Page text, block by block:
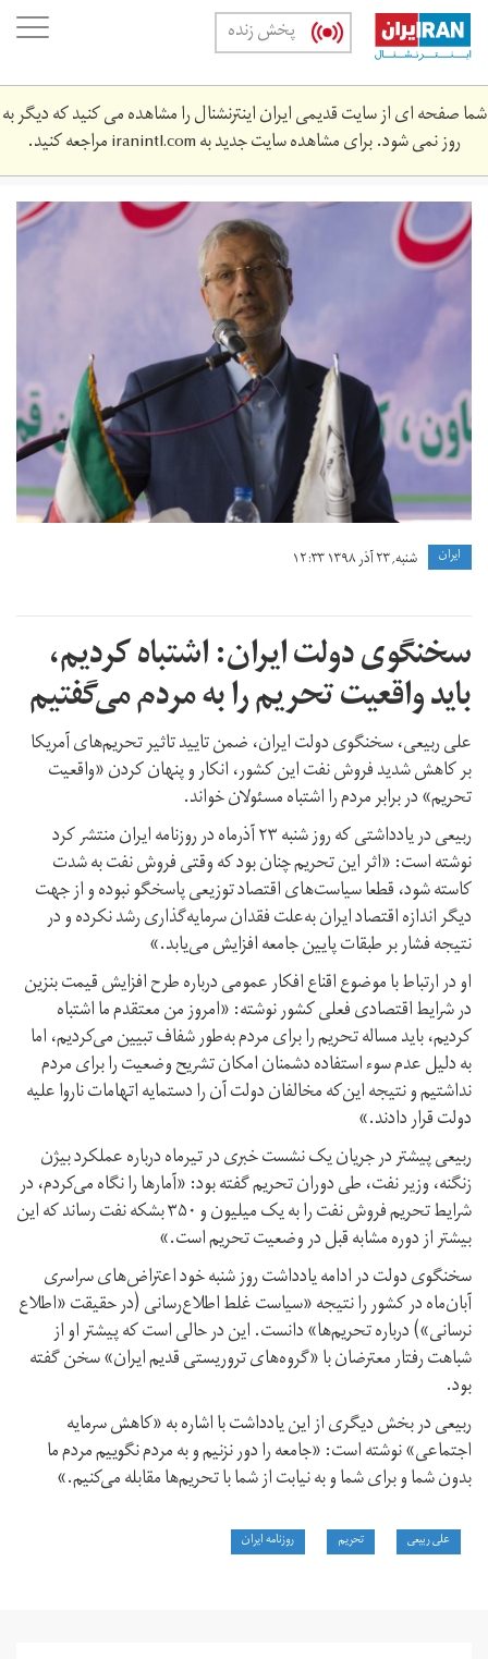
Skip
main
content
پخش زنده
شما صفحه ای از سایت قدیمی ایران اینترنشنال را مشاهده می کنید که دیگر به
روز نمی شود. برای مشاهده سایت جدید بهiranintl.comمراجعه کنید.
ايران شنبه, ۲۳ آذر ۱۳۹۸ ۱۲:۳۳
سخنگوی دولت ایران: اشتباه کردیم،
باید واقعیت تحریم را به مردم می‌گفتیم
علی ربیعی، سخنگوی دولت ایران، ضمن تایید تاثیر تحریم‌های آمریکا
بر کاهش شدید فروش نفت این کشور، انکار و پنهان کردن «واقعیت
تحریم» در برابر مردم را اشتباه مسئولان خواند.
ربیعی در یادداشتی که روز شنبه ۲۳ آذرماه در روزنامه ایران منتشر کرد
نوشته است:‌ «اثر این تحریم چنان بود که وقتی فروش نفت به شدت
کاسته شود، قطعا سیاست‌های اقتصاد توزیعی پاسخگو نبوده و از جهت
دیگر اندازه اقتصاد ایران به‌علت فقدان سرمایه‌گذاری رشد نکرده و در
نتیجه فشار بر طبقات پایین جامعه افزایش می‌یابد.»
او در ارتباط با موضوع اقناع افکار عمومی درباره طرح افزایش قیمت بنزین
در شرایط اقتصادی فعلی کشور نوشته: «امروز من معتقدم ما اشتباه
کردیم، باید مساله تحریم را برای مردم به‌طور شفاف تبیین می‌کردیم، اما
به ‌دلیل عدم سوء استفاده دشمنان امکان تشریح وضعیت را برای مردم
نداشتیم و نتیجه این‌که مخالفان دولت آن را دستمایه اتهامات ناروا علیه
دولت قرار دادند.»
ربیعی پیشتر در جریان یک نشست خبری در تیرماه درباره عملکرد بیژن
زنگنه، وزیر نفت، طی دوران تحریم گفته بود: «آمارها را نگاه می‌کردم، در
شرایط تحریم فروش نفت را به یک میلیون و ۳۵۰ بشکه نفت رساند که این
بیشتر از دوره مشابه قبل در وضعیت تحریم است.»
سخنگوی دولت در ادامه یادداشت روز شنبه خود اعتراض‌های سراسری
آبان‌ماه در کشور را نتیجه «سیاست غلط اطلاع‌رسانی (در حقیقت «اطلاع
نرسانی») درباره تحریم‌ها» دانست. این در حالی است که پیشتر او از
شباهت رفتار معترضان با «گروه‌های تروریستی قدیم ایران» سخن گفته
بود.
ربیعی در بخش دیگری از این یادداشت با اشاره به «کاهش سرمایه
اجتماعی» نوشته است: «جامعه را دور نزنیم و به مردم نگوییم مردم ما
بدون شما و برای شما و به نیابت از شما با تحریم‌ها مقابله می‌کنیم.»
علی ربیعی تحریم روزنامه ایران